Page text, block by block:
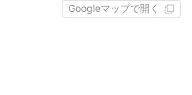
Googleマップで開く